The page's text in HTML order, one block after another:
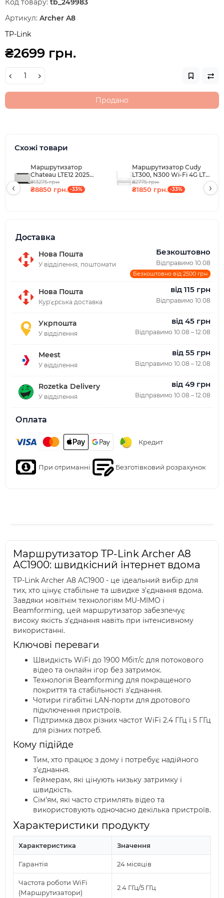
Код товару: tb_249983
Артикул: Archer A8
TP-Link
₴2699 грн.
Продано
Схожі товари
Маршрутизатор
Chateau LTE12 2025
(D53G-5HacD2HnD-
TC&EG120K-EA)
₴13275 грн.
₴8850 грн. -33%
Маршрутизатор Cudy
LT300, N300 Wi-Fi 4G LTE
Cat4 Mini Router
₴2775 грн.
₴1850 грн. -33%
‹ ›
Доставка
Нова Пошта
У відділення, поштомати
Безкоштовно
Відправимо 10.08
Безкоштовно від 2500 грн
Нова Пошта
Курʼєрська доставка
від 115 грн
Відправимо 10.08
Укрпошта
У відділення
від 45 грн
Відправимо 10.08 – 12.08
Meest
У відділення
від 55 грн
Відправимо 10.08 – 12.08
Rozetka Delivery
У відділення
від 49 грн
Відправимо 10.08 – 12.08
Оплата
Кредит
При отриманні Безготівковий розрахунок
Маршрутизатор TP-Link Archer A8
AC1900: швидкісний інтернет вдома
TP-Link Archer A8 AC1900 - це ідеальний вибір для
тих, хто цінує стабільне та швидке з'єднання вдома.
Завдяки новітнім технологіям MU-MIMO і
Beamforming, цей маршрутизатор забезпечує
високу якість з'єднання навіть при інтенсивному
використанні.
Ключові переваги
Швидкість WiFi до 1900 Мбіт/с для потокового
відео та онлайн ігор без затримок.
Технологія Beamforming для покращеного
покриття та стабільності з'єднання.
Чотири гігабітні LAN-порти для дротового
підключення пристроїв.
Підтримка двох різних частот WiFi 2.4 ГГц і 5 ГГц
для різних потреб.
Кому підійде
Тим, хто працює з дому і потребує надійного
з'єднання.
Геймерам, які цінують низьку затримку і
швидкість.
Сім'ям, які часто стримлять відео та
використовують одночасно декілька пристроїв.
Характеристики продукту
Характеристика Значення
Гарантія 24 місяців
Частота роботи WiFi
(Маршрутизатори)
2.4 ГГц/5 ГГц